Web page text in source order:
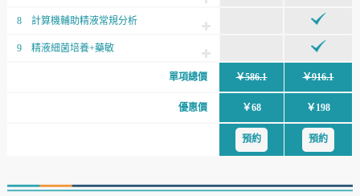
8 計算機輔助精液常規分析
9 精液細菌培養+藥敏
單項總價 ￥586.1 ￥916.1
優惠價 ￥68 ￥198
預約 預約